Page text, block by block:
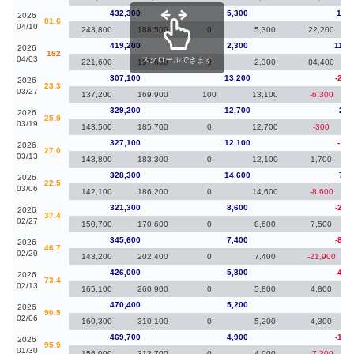
2026
04/10
81.6
432,300 5,300
243,800
188,500 0 5,300 22,200
2026
04/03
182
419,200 2,300
221,600
197,600 0 2,300 84,400
2026
03/27
23.3
307,100 13,200
-
137,200
169,900 100 13,100 -6,300
2026
03/19
25.9
329,200 12,700
143,500
185,700 0 12,700 -300
2026
03/13
27.0
327,100 12,100
-
143,800
183,300 0 12,100 1,700
2026
03/06
22.5
328,300 14,600
142,100
186,200 0 14,600 -8,600
2026
02/27
37.4
321,300 8,600
-
150,700
170,600 0 8,600 7,500
2026
02/20
46.7
345,600 7,400
-
143,200
202,400 0 7,400 -21,900
2026
02/13
73.4
426,000 5,800
-
165,100
260,900 0 5,800 4,800
2026
02/06
90.5
470,400 5,200
160,300
310,100 0 5,200 4,300
2026
01/30
95.9
469,700 4,900
-
スクロールできます